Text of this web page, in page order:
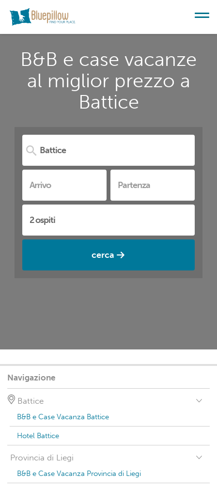
B&B e case vacanze
al miglior prezzo a
Battice
cerca
Navigazione
Battice
B&B e Case Vacanza Battice
Hotel Battice
Provincia di Liegi
B&B e Case Vacanza Provincia di Liegi